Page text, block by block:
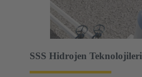
SSS Hidrojen Teknolojileri